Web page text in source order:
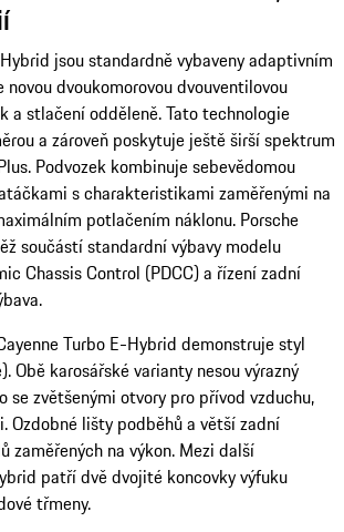
jsou standardně vybaveny adaptivním
dvoukomorovou dvouventilovou
a stlačení odděleně. Tato technologie
a zároveň poskytuje ještě širší spektrum
Podvozek kombinuje sebevědomou
s charakteristikami zaměřenými na
potlačením náklonu. Porsche
součástí standardní výbavy modelu
Chassis Control (PDCC) a řízení zadní
Turbo E-Hybrid demonstruje styl
Obě karosářské varianty nesou výrazný
se zvětšenými otvory pro přívod vzduchu,
Ozdobné lišty podběhů a větší zadní
na výkon. Mezi další
patří dvě dvojité koncovky výfuku
třmeny.